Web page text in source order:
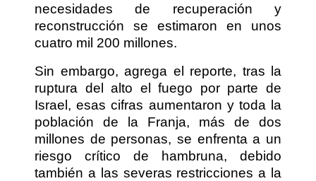
necesidades de recuperación y
reconstrucción se estimaron en unos
cuatro mil 200 millones.
Sin embargo, agrega el reporte, tras la
ruptura del alto el fuego por parte de
Israel, esas cifras aumentaron y toda la
población de la Franja, más de dos
millones de personas, se enfrenta a un
riesgo crítico de hambruna, debido
también a las severas restricciones a la